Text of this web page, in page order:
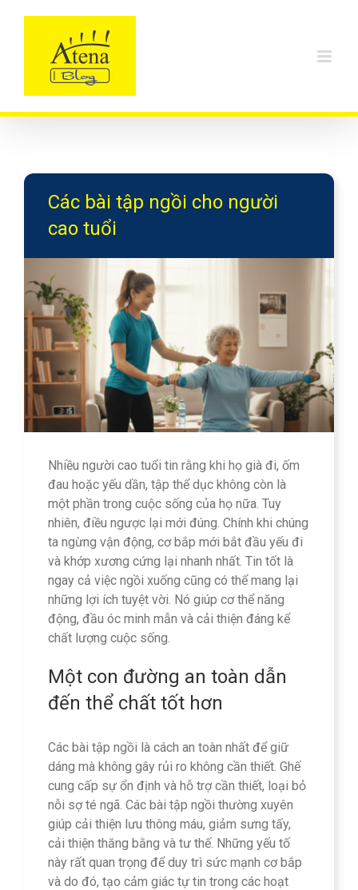
Các bài tập ngồi cho người
cao tuổi
Nhiều người cao tuổi tin rằng khi họ già đi, ốm
đau hoặc yếu dần, tập thể dục không còn là
một phần trong cuộc sống của họ nữa. Tuy
nhiên, điều ngược lại mới đúng. Chính khi chúng
ta ngừng vận động, cơ bắp mới bắt đầu yếu đi
và khớp xương cứng lại nhanh nhất. Tin tốt là
ngay cả việc ngồi xuống cũng có thể mang lại
những lợi ích tuyệt vời. Nó giúp cơ thể năng
động, đầu óc minh mẫn và cải thiện đáng kể
chất lượng cuộc sống.
Một con đường an toàn dẫn
đến thể chất tốt hơn
Các bài tập ngồi là cách an toàn nhất để giữ
dáng mà không gây rủi ro không cần thiết. Ghế
cung cấp sự ổn định và hỗ trợ cần thiết, loại bỏ
nỗi sợ té ngã. Các bài tập ngồi thường xuyên
giúp cải thiện lưu thông máu, giảm sưng tấy,
cải thiện thăng bằng và tư thế. Những yếu tố
này rất quan trọng để duy trì sức mạnh cơ bắp
và do đó, tạo cảm giác tự tin trong các hoạt